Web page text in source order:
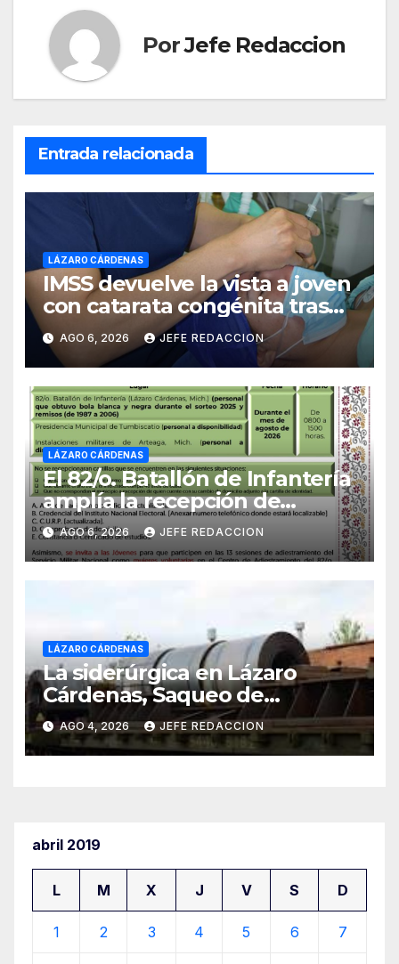
PorJefe Redaccion
Entrada relacionada
LÁZARO CÁRDENAS
IMSS devuelve la vista a joven
con catarata congénita tras
23 años de limitación visual
AGO 6, 2026 JEFE REDACCION
LÁZARO CÁRDENAS
El 82/o. Batallón de Infantería
amplía la recepción de
documentos para obtener La
Catilla del Servicio Militar
Nacional
AGO 6, 2026 JEFE REDACCION
LÁZARO CÁRDENAS
La siderúrgica en Lázaro
Cárdenas, Saqueo de
Recursos Naturales a Cambio
de Miseria
AGO 4, 2026 JEFE REDACCION
abril 2019
L M X J V S D
1 2 3 4 5 6 7